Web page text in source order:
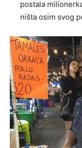
postala
ništa osim svog